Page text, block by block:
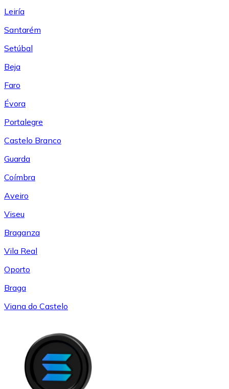
Leiría
Santarém
Setúbal
Beja
Faro
Évora
Portalegre
Castelo Branco
Guarda
Coímbra
Aveiro
Viseu
Braganza
Vila Real
Oporto
Braga
Viana do Castelo